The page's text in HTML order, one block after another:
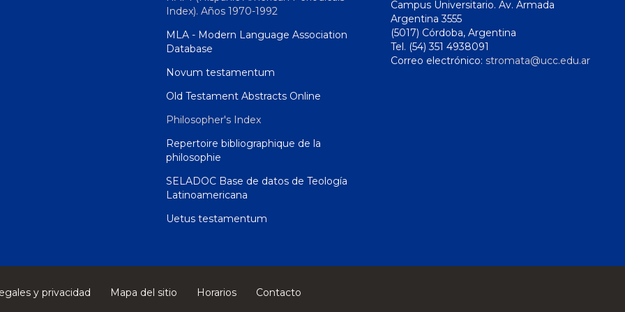
Index). Años 1970-1992
MLA - Modern Language Association
Database
Novum testamentum
Old Testament Abstracts Online
Philosopher's Index
Repertoire bibliographique de la
philosophie
SELADOC Base de datos de Teología
Latinoamericana
Uetus testamentum
Campus Universitario. Av. Armada
Argentina 3555
(5017) Córdoba, Argentina
Tel. (54) 351 4938091
Correo electrónico: stromata@ucc.edu.ar
y privacidad Mapa del sitio Horarios
Contacto